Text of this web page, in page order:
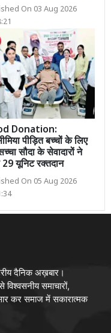
On 03 Aug 2026
Donation:
पीड़ित बच्चों के लिए
सौदा के सेवादारों ने
29 यूनिट रक्तदान
On 05 Aug 2026
दैनिक अख़बार।
समाचारों,
कर समाज में सकारात्मक